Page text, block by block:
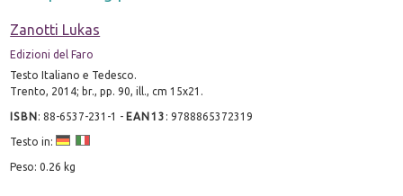
Zanotti Lukas
Edizioni del Faro
Testo Italiano e Tedesco.
Trento, 2014; br., pp. 90, ill., cm 15x21.
ISBN:88-6537-231-1 - EAN13 :9788865372319
Testo in:
Peso: 0.26 kg